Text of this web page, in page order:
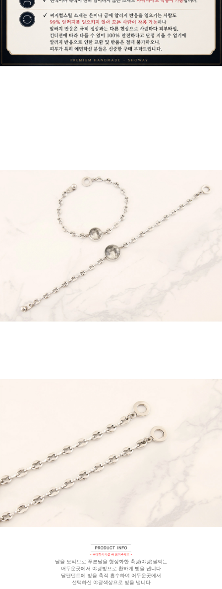
달을 모티브로 푸른달을 형상화한 축광(야광)팔찌는
어두운곳에서 야광빛으로 환하게 빛을 냅니다
달팬던트에 빛을 축적 흡수하여 어두운곳에서
선택하신 야광색상으로 빛을 냅니다